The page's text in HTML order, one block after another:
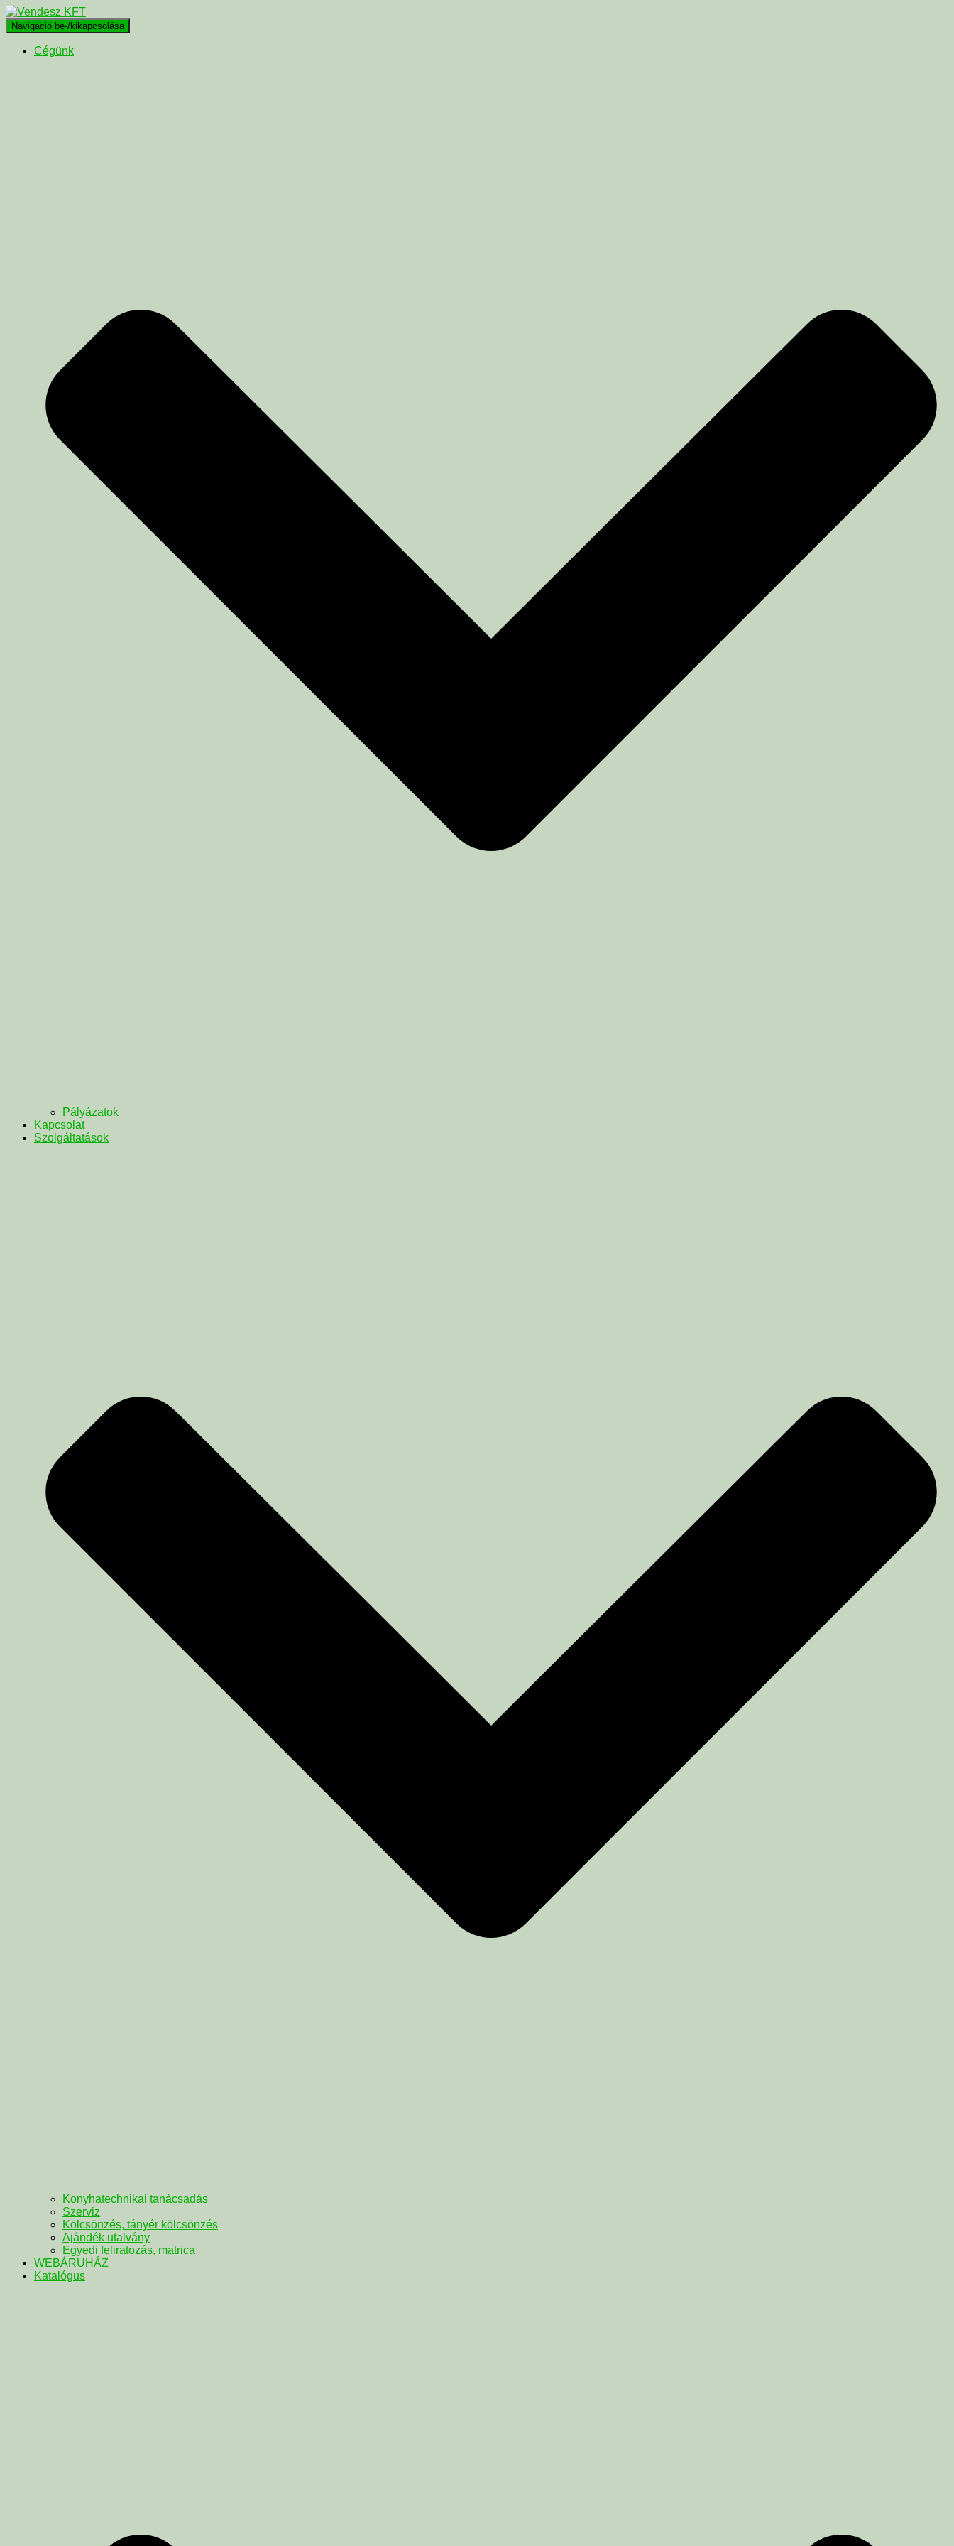
Navigáció be-/kikapcsolása
Cégünk
Pályázatok
Kapcsolat
Szolgáltatások
Konyhatechnikai tanácsadás
Szerviz
Kölcsönzés, tányér kölcsönzés
Ajándék utalvány
Egyedi feliratozás, matrica
WEBÁRUHÁZ
Katalógus